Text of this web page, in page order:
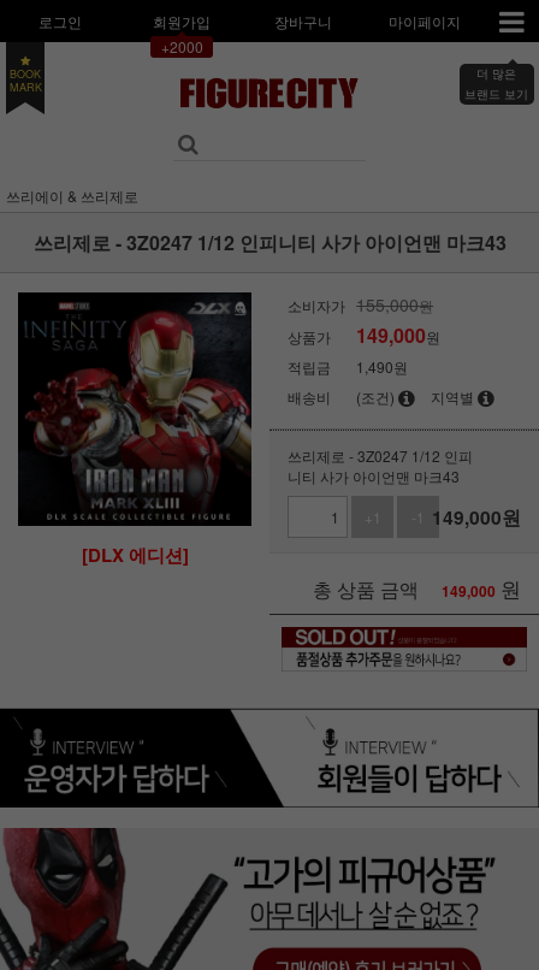
로그인
회원가입
+2000
장바구니 마이페이지
더 많은
브랜드 보기
BOOK
MARK
쓰리에이 & 쓰리제로
쓰리제로 - 3Z0247 1/12 인피니티 사가 아이언맨 마크43
[DLX 에디션]
소비자가 155,000원
상품가
149,000원
적립금
1,490원
배송비
(조건) 지역별
쓰리제로 - 3Z0247 1/12 인피
니티 사가 아이언맨 마크43
+1
-1 149,000원
총 상품 금액 149,000 원